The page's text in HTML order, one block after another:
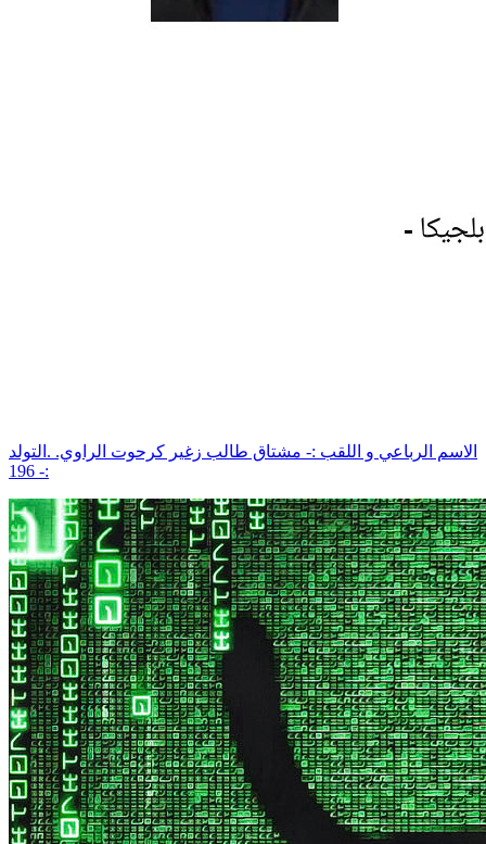
الاسم الرباعي و اللقب :- مشتاق طالب زغير كرحوت الراوي. .التولد
:- 196